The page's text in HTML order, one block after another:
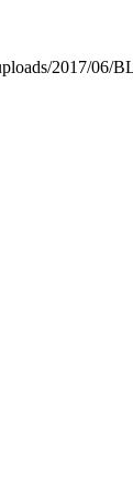
2017/06/